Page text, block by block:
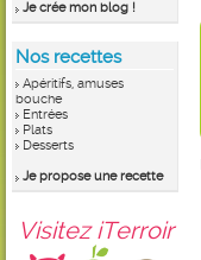
Je crée mon blog !
Nos recettes
Apéritifs, amuses
bouche
Entrées
Plats
Desserts
Je propose une recette
Visitez iTerroir